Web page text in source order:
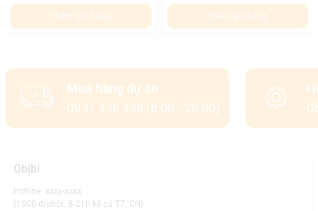
Thêm giỏ hàng Thêm giỏ hàng
Mua hàng dự án
0941 339 339 (8:00 - 20:00)
Obibi
Hotline: xxxx-xxxx
(1000 đ/phút, 8-21h kể cả T7, CN)